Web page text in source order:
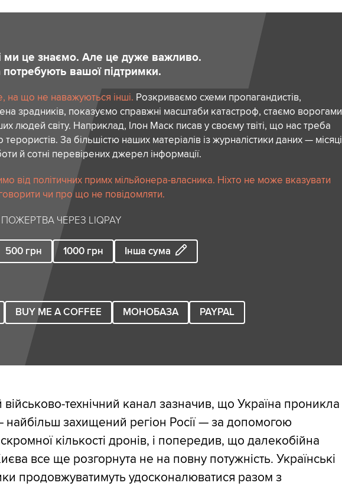
ми це знаємо. Але це дуже важливо.
вашої підтримки.
на що не наважуються інші. Розкриваємо схеми пропагандистів,
зрадників, показуємо справжні масштаби катастроф, стаємо ворогами
людей світу. Наприклад, Ілон Маск писав у своєму твіті, що нас треба
терористів. За більшістю наших матеріалів із журналістики даних — місяці
й сотні перевірених джерел інформації.
від політичних примх мільйонера-власника. Ніхто не може вказувати
чи про що не повідомляти.
ЧЕРЕЗ LIQPAY
500 грн 1000 грн Інша сума
BUY ME A COFFEE МОНОБАЗА PAYPAL
військово-технічний канал зазначив, що Україна проникла
захищений регіон Росії — за допомогою
кількості дронів, і попередив, що далекобійна
все ще розгорнута не на повну потужність. Українські
продовжуватимуть удосконалюватися разом з